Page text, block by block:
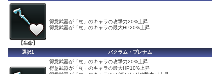
【生命】
得意武器が「杖」のキャラの攻撃力20%上昇
得意武器が「杖」のキャラの最大HP20%上昇
選択1
バクラム・プレナム
得意武器が「杖」のキャラの攻撃力20%上昇
得意武器が「杖」のキャラの最大HP10%上昇